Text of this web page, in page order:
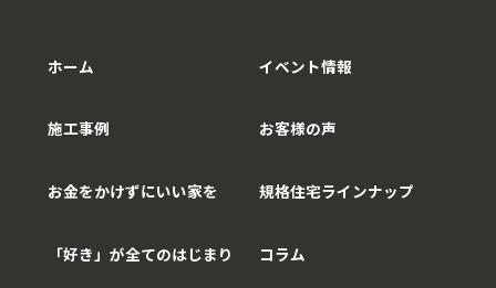
ホーム
施工事例
お金をかけずにいい家を
「好き」が全てのはじまり
イベント情報
お客様の声
規格住宅ラインナップ
コラム